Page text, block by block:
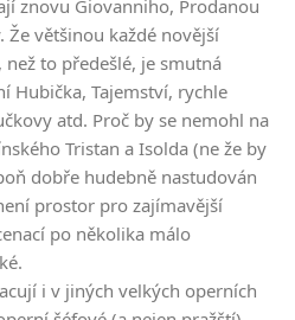
znovu Giovanniho, Prodanou
většinou každé novější
to předešlé, je smutná
Hubička, Tajemství, rychle
atd. Proč by se nemohl na
Tristan a Isolda (ne že by
dobře hudebně nastudován
prostor pro zajímavější
po několika málo
i v jiných velkých operních